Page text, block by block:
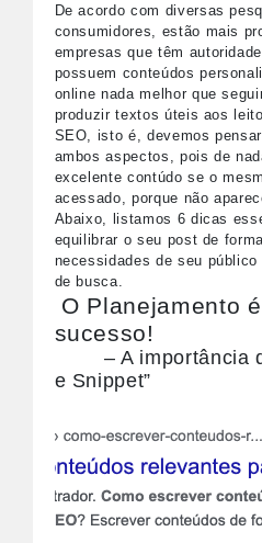
De acordo com diversas
consumidores, estão mais
empresas que têm
possuem conteúdos
online nada melhor que
produzir textos úteis aos
SEO, isto é, devemos
ambos aspectos, pois de
excelente contúdo se o
acessado, porque não
Abaixo, listamos 6 dicas
equilibrar o seu post de
necessidades de seu
de busca.
O Planejamento
sucesso!
– A importância
e Snippet”